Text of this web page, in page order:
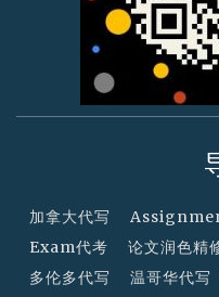
加拿大代写
Exam代考
论文润色精
多伦多代写
温哥华代写